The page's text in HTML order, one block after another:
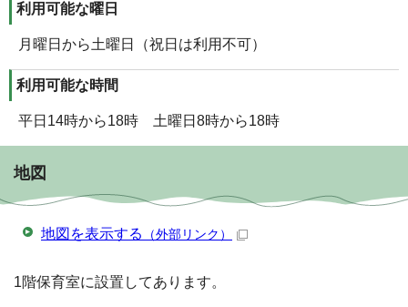
利用可能な曜日
月曜日から土曜日（祝日は利用不可）
利用可能な時間
平日14時から18時 土曜日8時から18時
地図
地図を表示する （外部リンク）
1階保育室に設置してあります。